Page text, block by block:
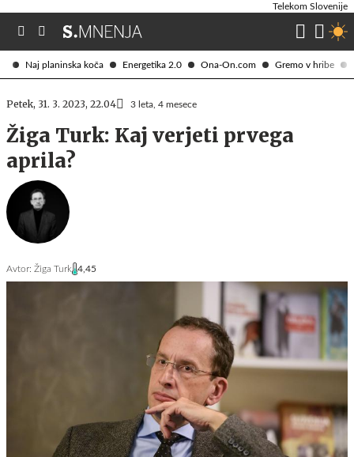
Naj planinska koča Energetika 2.0 Ona-On.com Gremo v hribe
Telekom Slovenije
Petek, 31. 3. 2023, 22.04 3 leta, 4 mesece
Žiga Turk: Kaj verjeti prvega
aprila?
Avtor: Žiga Turk 4,45